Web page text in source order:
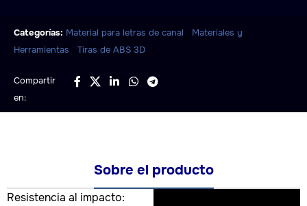
Categorías: Material para letras de canal
Materiales y
Herramientas
Tiras de ABS 3D
Compartir
en:
Sobre el producto
Resistencia al impacto: